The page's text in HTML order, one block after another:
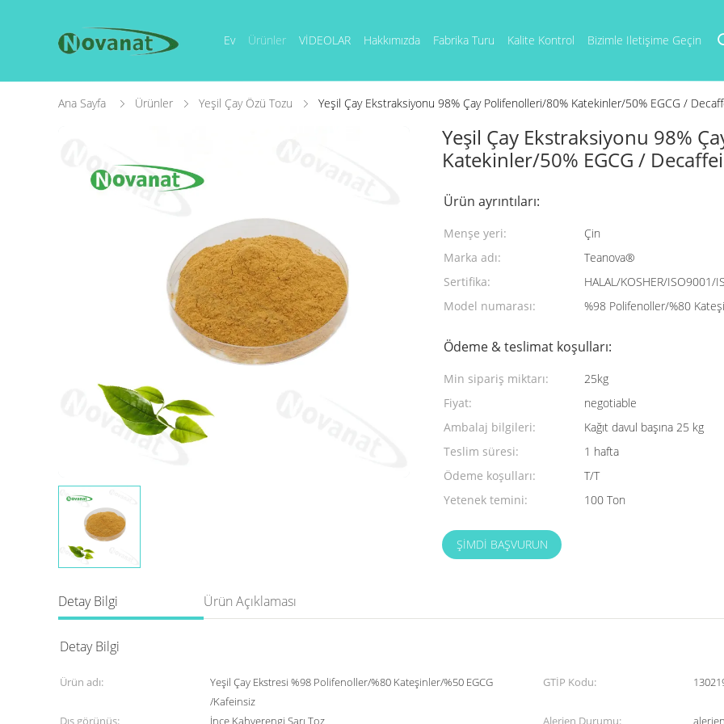
Ev Ürünler VİDEOLAR Hakkımızda Fabrika Turu Kalite Kontrol Bizimle Iletişime Geçin
Ana Sayfa Ürünler Yeşil Çay Özü Tozu Yeşil Çay Ekstraksiyonu 98% Çay Polifenolleri/80% Katekinler/50% EGCG /
Yeşil Çay Ekstraksiyonu 98%
Katekinler/50% EGCG /
Ürün ayrıntıları:
Menşe yeri:
Çin
Marka adı:
Teanova®
Sertifika:
HALAL/KOSHER/ISO9001/
Model numarası:
%98 Polifenoller/%80
Ödeme & teslimat koşulları:
Min sipariş miktarı:
25kg
Fiyat:
negotiable
Ambalaj bilgileri:
Kağıt davul başına 25 kg
Teslim süresi:
1 hafta
Ödeme koşulları:
T/T
Yetenek temini:
100 Ton
ŞIMDI BAŞVURUN
Detay Bilgi Ürün Açıklaması
Detay Bilgi
Ürün adı:
Yeşil Çay Ekstresi %98 Polifenoller/%80 Kateşinler/%50 EGCG
/Kafeinsiz
GTİP Kodu:
Dış görünüş: İnce Kahverengi Sarı Toz Alerjen Durumu: